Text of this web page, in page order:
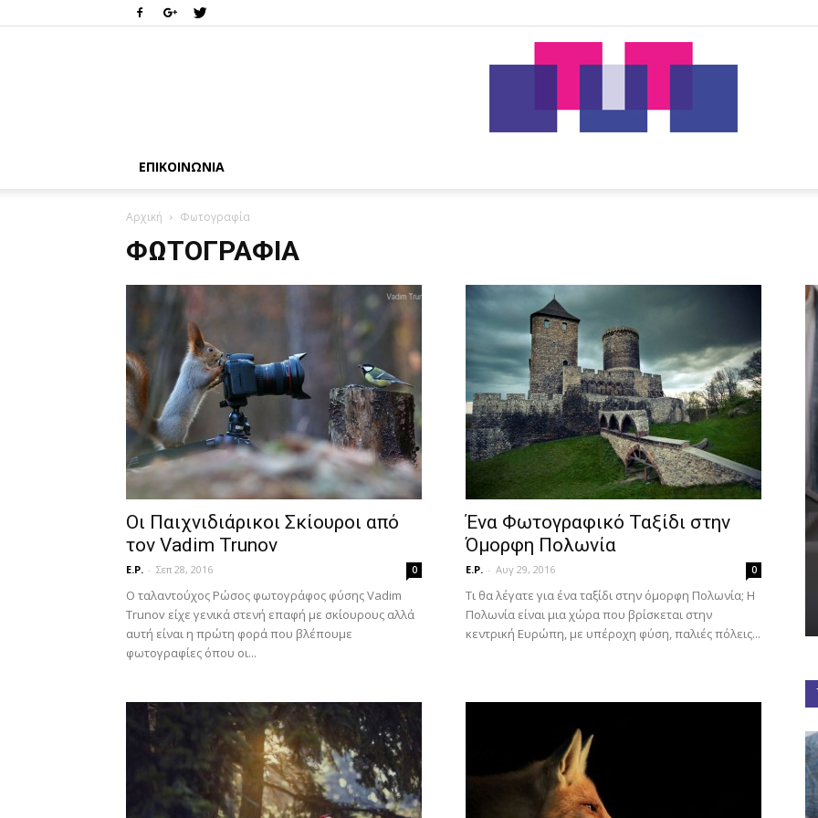
ΕΠΙΚΟΙΝΩΝΊΑ
Αρχική Φωτογραφία
ΦΩΤΟΓΡΑΦΊΑ
Οι Παιχνιδιάρικοι Σκίουροι από
τον Vadim Trunov
E.P. - Σεπ 28, 2016 0
Ο ταλαντούχος Ρώσος φωτογράφος φύσης Vadim
Trunov είχε γενικά στενή επαφή με σκίουρους αλλά
αυτή είναι η πρώτη φορά που βλέπουμε
φωτογραφίες όπου οι...
Ένα Φωτογραφικό Ταξίδι στην
Όμορφη Πολωνία
E.P. - Αυγ 29, 2016 0
Τι θα λέγατε για ένα ταξίδι στην όμορφη Πολωνία; Η
Πολωνία είναι μια χώρα που βρίσκεται στην
κεντρική Ευρώπη, με υπέροχη φύση, παλιές πόλεις...